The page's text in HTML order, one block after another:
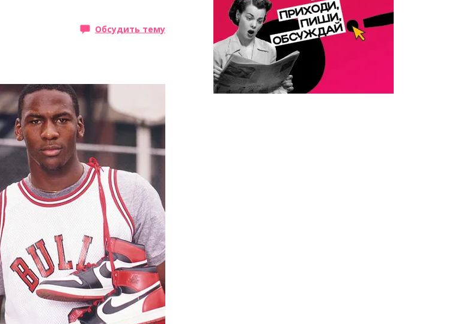
Обсудить тему